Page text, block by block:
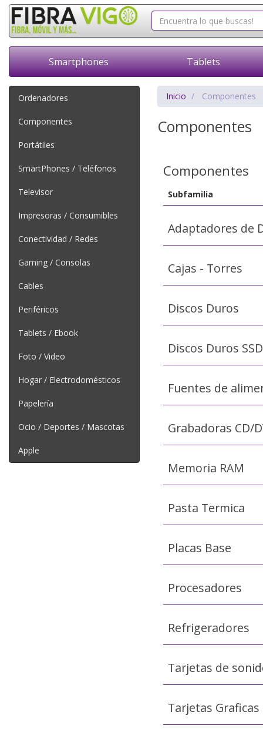
Smartphones Tablets
Ordenadores
Componentes
Portátiles
SmartPhones / Teléfonos
Televisor
Impresoras / Consumibles
Conectividad / Redes
Gaming / Consolas
Cables
Periféricos
Tablets / Ebook
Foto / Video
Hogar / Electrodomésticos
Papelería
Ocio / Deportes / Mascotas
Apple
Inicio Componentes
Componentes
Componentes
Subfamilia
Adaptadores de
Cajas - Torres
Discos Duros
Discos Duros SSD
Fuentes de
Grabadoras CD/
Memoria RAM
Pasta Termica
Placas Base
Procesadores
Refrigeradores
Tarjetas de
Tarjetas Graficas